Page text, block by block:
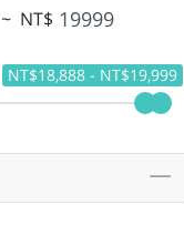
~ NT$
NT$18,888 - NT$19,999